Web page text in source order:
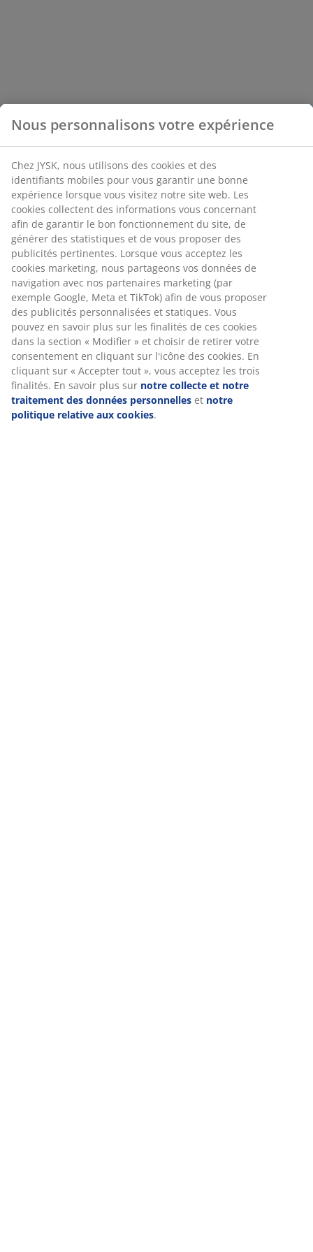
Nous personnalisons votre expérience
Chez JYSK, nous utilisons des cookies et des
identifiants mobiles pour vous garantir une bonne
expérience lorsque vous visitez notre site web. Les
cookies collectent des informations vous concernant
afin de garantir le bon fonctionnement du site, de
générer des statistiques et de vous proposer des
publicités pertinentes. Lorsque vous acceptez les
cookies marketing, nous partageons vos données de
navigation avec nos partenaires marketing (par
exemple Google, Meta et TikTok) afin de vous proposer
des publicités personnalisées et statiques. Vous
pouvez en savoir plus sur les finalités de ces cookies
dans la section « Modifier » et choisir de retirer votre
consentement en cliquant sur l'icône des cookies. En
cliquant sur « Accepter tout », vous acceptez les trois
finalités. En savoir plus sur notre collecte et notre
traitement des données personnelles et notre
politique relative aux cookies.